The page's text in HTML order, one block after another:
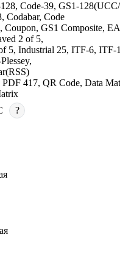
Code-39, GS1-
Codabar, Code
Coupon, GS1 Composite,
2 of 5,
5, Industrial 25, ITF-6, ITF-
417, QR Code, Data
?